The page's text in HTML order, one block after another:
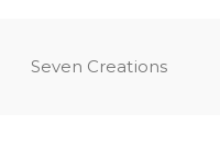
Seven Creations